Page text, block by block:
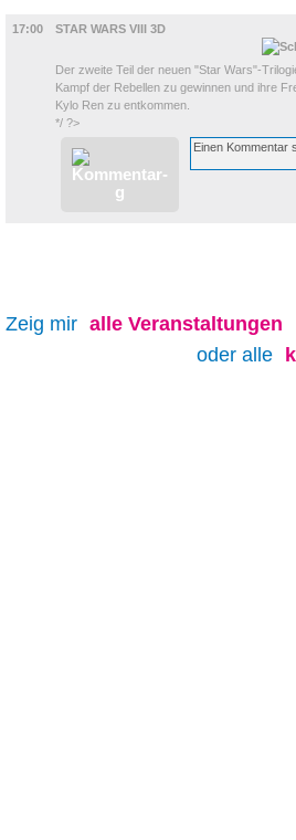
17:00
STAR WARS VIII 3D
Der zweite Teil der neuen "Star Wars"-
Kampf der Rebellen zu gewinnen und ihre
Kylo Ren zu entkommen.
*/ ?>
Zeig mir alle Veranstaltungen
oder alle